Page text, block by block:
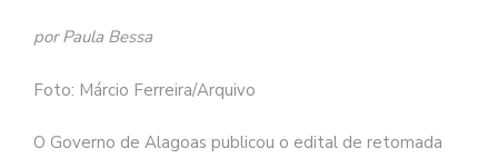
por Paula Bessa
Foto: Márcio Ferreira/Arquivo
O Governo de Alagoas publicou o edital de retomada